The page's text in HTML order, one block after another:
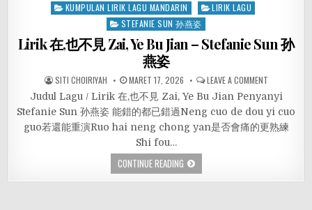
Posted
KUMPULAN LIRIK LAGU MANDARIN
LIRIK LAGU
STEFANIE SUN 孙燕姿
Lirik 在,也不見 Zai, Ye Bu Jian – Stefanie Sun 孙
燕姿
SITI CHOIRIYAH MARET 17, 2026 LEAVE A COMMENT
Judul Lagu / Lirik 在,也不見 Zai, Ye Bu Jian Penyanyi
Stefanie Sun 孙燕姿 能錯的都已錯過Neng cuo de dou yi cuo
guo若還能重演Ruo hai neng chong yan是否會痛的更熟練
Shi fou…
CONTINUE READING